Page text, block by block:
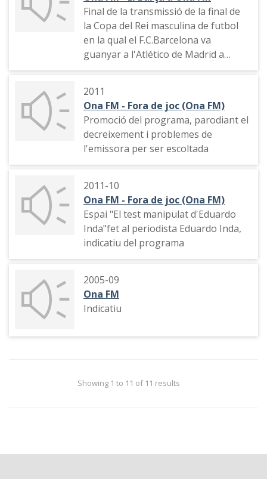
Final de la transmissió de la final de
la Copa del Rei masculina de futbol
en la qual el F.C.Barcelona va
guanyar a l'Atlético de Madrid a
l'estadi Vicente Calderón. Agraïments
transmissió i comiat del que seria
l'última transmissió que van fer a
Ona FM.
2011
Ona FM - Fora de joc (Ona FM)
Promoció del programa, parodiant el
decreixement i problemes de
l'emissora per ser escoltada
2011-10
Ona FM - Fora de joc (Ona FM)
Espai "El test manipulat d'Eduardo
Inda"fet al periodista Eduardo Inda,
indicatiu del programa
2005-09
Ona FM
Indicatiu
Showing 1 to 11 of 11 results